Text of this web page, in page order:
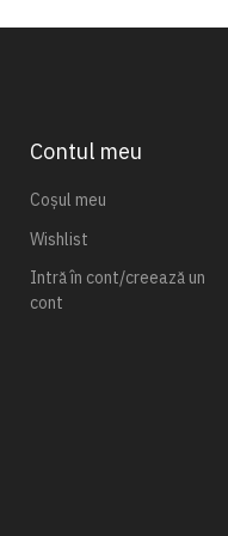
Contul meu
Coșul meu
Wishlist
Intră în cont/creează un
cont